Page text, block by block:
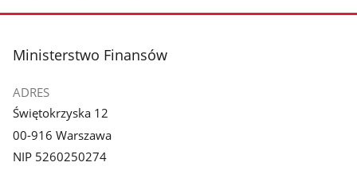
stopka
Ministerstwo Finansów
ADRES
Świętokrzyska 12
00-916 Warszawa
NIP 5260250274